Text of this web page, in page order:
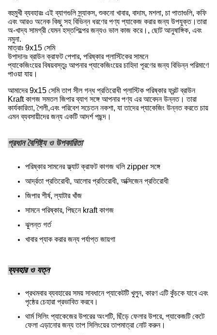
বহুমুখী ব্যবহারঃ এই ব্যাগগুলি স্ন্যাকস, শুকনো খাবার, বাদাম, মশলা, চা পাতাগুলি, কফি
এবং আরও অনেক কিছু সহ বিভিন্ন ধরণের পণ্য প্যাকেজ করার জন্য উপযুক্ত।তারা
অ-খাদ্য সামগ্রী যেমন হস্তশিল্পের জন্যও ভাল কাজ করে।, ছোট আনুষাঙ্গিক, এবং
নমুনা.
মাত্রাঃ 9x15 সেমি
উপাদানঃ ব্রাউন ক্রাফট পেপার, পরিষ্কার প্লাস্টিকের সামনে
প্যাকেজিংয়ের বিষয়বস্তুঃ আপনার প্যাকেজিংয়ের চাহিদা পূরণের জন্য বিভিন্ন পরিমাণে
পাওয়া যায়।
আমাদের 9x15 সেমি তাপ সীল গন্ধ প্রতিরোধী প্লাস্টিক পরিষ্কার ফ্রন্ট ব্রাউন
Kraft কাগজ সমতল জিপার ব্যাগ সঙ্গে আপনার পণ্য এর আবেদন উন্নত। তারা
কার্যকারিতা, শৈলী,এবং পরিবেশ সচেতন নকশা, যা তাদের প্যাকেজিং উন্নত করতে চায়
এমন ব্যবসায়ীদের জন্য একটি আদর্শ পছন্দ।
প্রধান বৈশিষ্ট্য ও উপকারিতা
পরিষ্কার সামনের ফ্ল্যাট ক্রাফট কাগজ থলি zipper সঙ্গে
আর্দ্রতা প্রতিরোধী, আলোর প্রতিরোধী, অক্সিজেন প্রতিরোধী
জিপার শীর্ষ, ল্যাটার খাঁজ
সামনে পরিষ্কার, পিছনে kraft কাগজ
ঝুলন্ত গর্ত
খাবার প্যাক করার জন্য পর্যাপ্ত জায়গা
ব্যবহার ও যত্ন
প্রথমবার ব্যবহারের সময় সাবধানে প্যাকেটটি খুলুন, কারণ এটি কুঁচকে যাবে এবং
পৃষ্ঠের চেহারা প্রভাবিত করবে।
থার্ম সিলিং প্যাকেজের উপরের অংশটি, ছিঁড়ে ফেলার উপরে, প্যাকেজটি কেটে
ফেলা এড়ানোর জন্য তাপ সিলিংয়ের তাপমাত্রা নোট করুন।